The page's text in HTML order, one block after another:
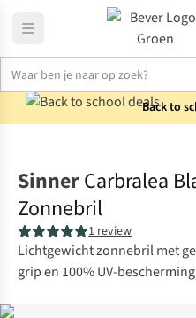
Back to
SinnerCarbralea
Zonnebril
1 review
Lichtgewicht zonnebril met
grip en 100% UV-